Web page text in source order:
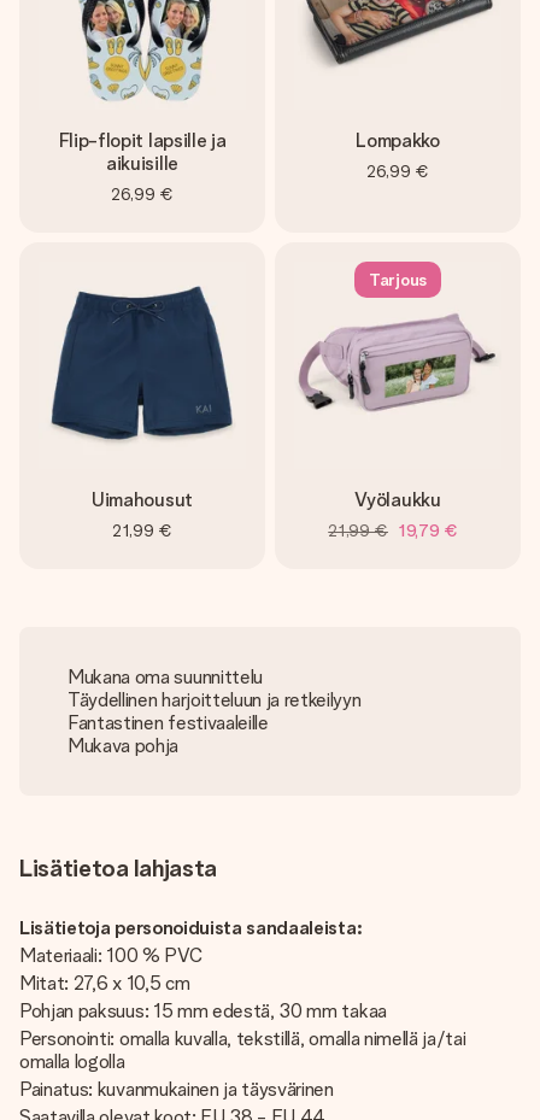
Flip-flopit lapsille ja
aikuisille
26,99 €
Lompakko
26,99 €
Uimahousut
21,99 €
Tarjous
Vyölaukku
21,99 € 19,79 €
Mukana oma suunnittelu
Täydellinen harjoitteluun ja retkeilyyn
Fantastinen festivaaleille
Mukava pohja
Lisätietoa lahjasta
Lisätietoja personoiduista sandaaleista:
Materiaali: 100 % PVC
Mitat: 27,6 x 10,5 cm
Pohjan paksuus: 15 mm edestä, 30 mm takaa
Personointi: omalla kuvalla, tekstillä, omalla nimellä ja/tai
omalla logolla
Painatus: kuvanmukainen ja täysvärinen